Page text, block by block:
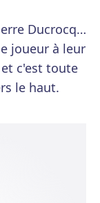
Ducrocq…
joueur à leur
c'est toute
le haut.